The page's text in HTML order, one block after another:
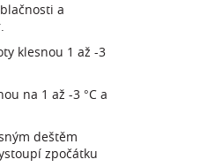
a
klesnou 1 až -3
na 1 až -3 °C a
deštěm
zpočátku